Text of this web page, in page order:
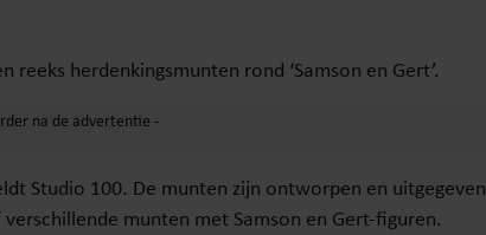
herdenkingsmunten rond ‘Samson en Gert’.
Studio 100. De munten zijn ontworpen en uitgegeven
munten met Samson en Gert-figuren.